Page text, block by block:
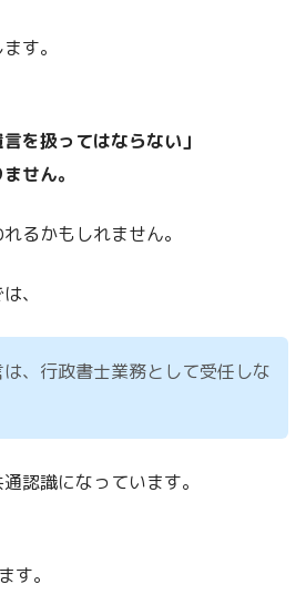
す。
を扱ってはならない」
せん。
るかもしれません。
、
は、行政書士業務として受任しな
認識になっています。
す。